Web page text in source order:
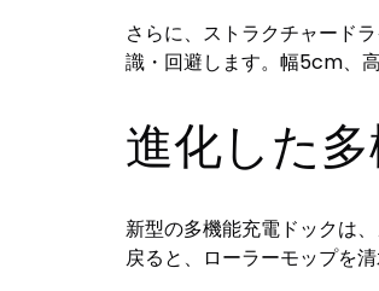
さらに、ストラクチャード
識・回避します。幅5cm、
進化した
新型の多機能充電ドックは
戻ると、ローラーモップを